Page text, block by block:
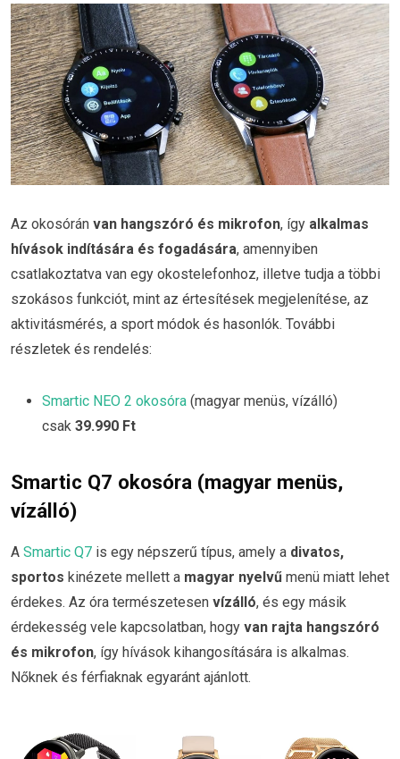
Az okosórán van hangszóró és mikrofon, így alkalmas
hívások indítására és fogadására, amennyiben
csatlakoztatva van egy okostelefonhoz, illetve tudja a többi
szokásos funkciót, mint az értesítések megjelenítése, az
aktivitásmérés, a sport módok és hasonlók. További
részletek és rendelés:
Smartic NEO 2 okosóra (magyar menüs, vízálló)
csak 39.990 Ft
Smartic Q7 okosóra (magyar menüs,
vízálló)
A Smartic Q7 is egy népszerű típus, amely a divatos,
sportos kinézete mellett a magyar nyelvű menü miatt lehet
érdekes. Az óra természetesen vízálló, és egy másik
érdekesség vele kapcsolatban, hogy van rajta hangszóró
és mikrofon, így hívások kihangosítására is alkalmas.
Nőknek és férfiaknak egyaránt ajánlott.